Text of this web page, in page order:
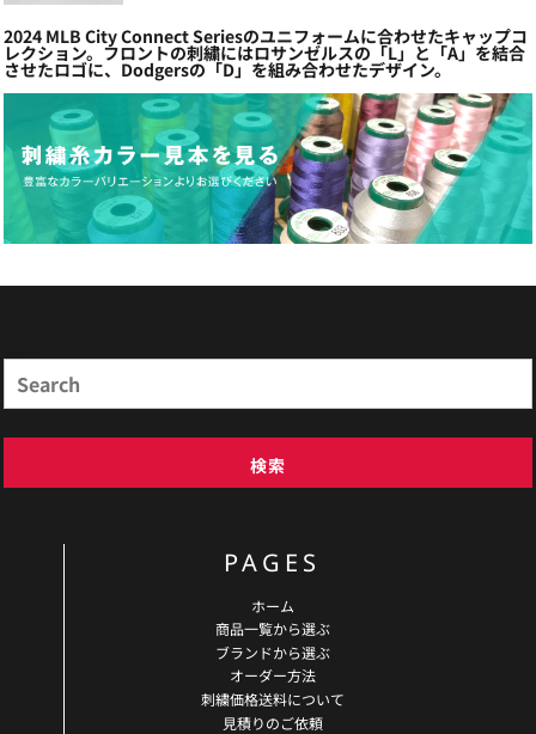
2024 MLB City Connect Seriesのユニフォームに合わせたキャップコ
レクション。フロントの刺繍にはロサンゼルスの「L」と「A」を結合
させたロゴに、Dodgersの「D」を組み合わせたデザイン。
検索
PAGES
ホーム
商品一覧から選ぶ
ブランドから選ぶ
オーダー方法
刺繍価格送料について
見積りのご依頼